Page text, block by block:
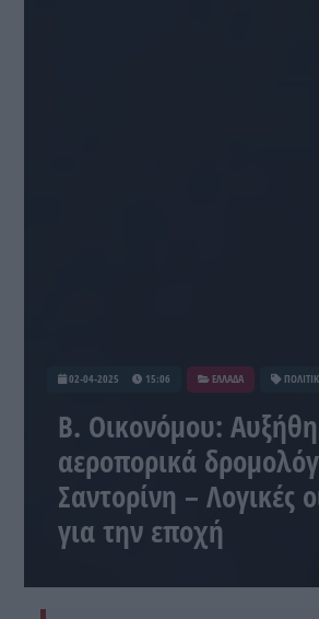
02-04-2025 15:06 ΕΛΛΑΔΑ
Β. Οικονόμου:
αεροπορικά
Σαντορίνη – Λογικές
για την εποχή